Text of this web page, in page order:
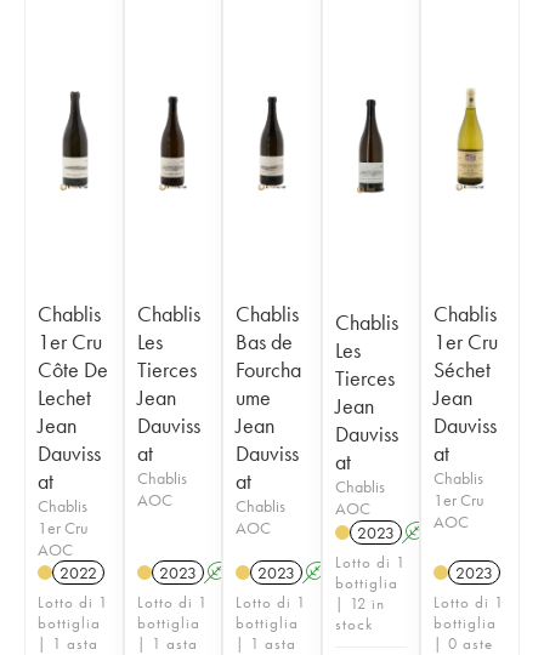
Chablis
1er Cru
Côte De
Lechet
Jean
Dauviss
at
Chablis
1er Cru
AOC
2022
Lotto di 1
bottiglia
| 1 asta
Chablis
Les
Tierces
Jean
Dauviss
at
Chablis
AOC
2023 A
Lotto di 1
bottiglia
| 1 asta
Chablis
Bas de
Fourcha
ume
Jean
Dauviss
at
Chablis
AOC
2023 A
Lotto di 1
bottiglia
| 1 asta
Chablis
Les
Tierces
Jean
Dauviss
at
Chablis
AOC
2023 A
Lotto di 1
bottiglia
| 12 in
stock
Chablis
1er Cru
Séchet
Jean
Dauviss
at
Chablis
1er Cru
AOC
2023
Lotto di 1
bottiglia
| 0 aste